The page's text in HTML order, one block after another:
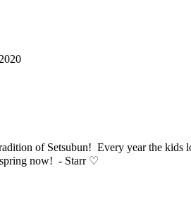
of Setsubun! Every year the
spring now! - Starr ♡